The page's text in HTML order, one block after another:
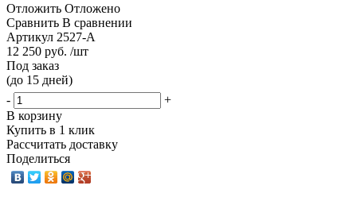
Отложить Отложено
Сравнить В сравнении
Артикул 2527-A
12 250 руб. /шт
Под заказ
(до 15 дней)
-
+
В корзину
Купить в 1 клик
Рассчитать доставку
Поделиться